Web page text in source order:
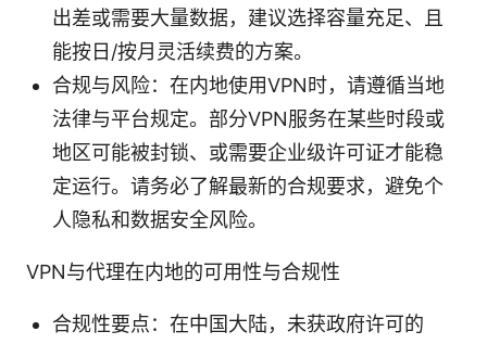
出差或需要大量数据，建议选择容量充足、且
能按日/按月灵活续费的方案。
合规与风险：在内地使用VPN时，请遵循当地
法律与平台规定。部分VPN服务在某些时段或
地区可能被封锁、或需要企业级许可证才能稳
定运行。请务必了解最新的合规要求，避免个
人隐私和数据安全风险。
VPN与代理在内地的可用性与合规性
合规性要点：在中国大陆，未获政府许可的